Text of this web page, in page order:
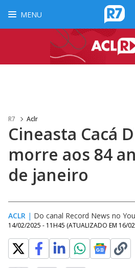
MENU
R7 Aclr
Cineasta Cacá
morre aos 84
de janeiro
ACLR | Do canal Record News no
14/02/2025 - 11H45 (ATUALIZADO EM 16/